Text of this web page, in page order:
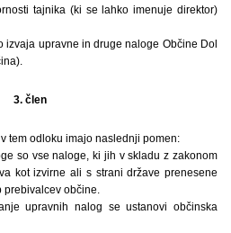
tajnika (ki se lahko imenuje direktor)
izvaja upravne in druge naloge Občine Dol
3. člen
tem odloku imajo naslednji pomen:
so vse naloge, ki jih v skladu z zakonom
kot izvirne ali s strani države prenesene
občine.
upravnih nalog se ustanovi občinska